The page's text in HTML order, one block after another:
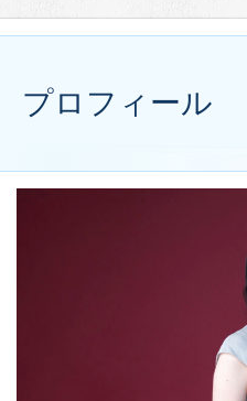
プロフィール